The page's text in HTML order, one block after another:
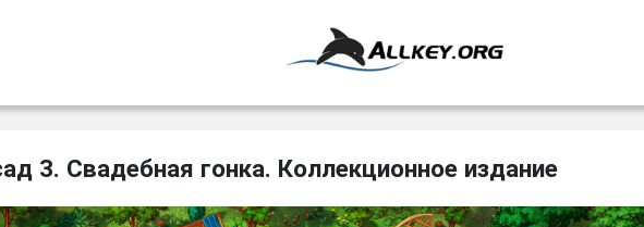
3. Свадебная гонка. Коллекционное издание